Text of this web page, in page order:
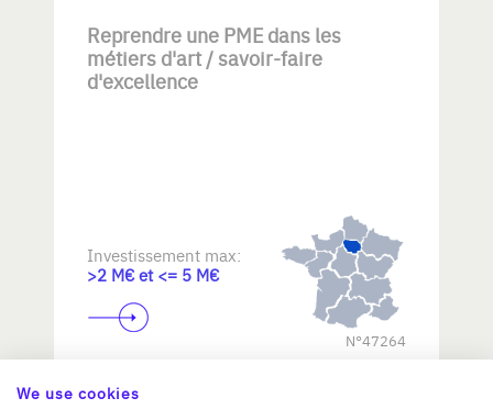
Reprendre une PME dans les
métiers d'art / savoir-faire
d'excellence
Investissement max:
>2 M€ et <= 5 M€
N°47264
We use cookies